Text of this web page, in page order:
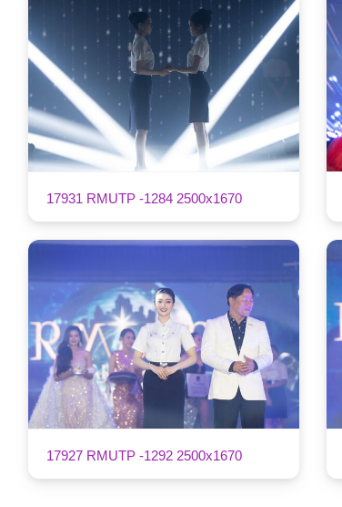
17931 RMUTP -1284 2500x1670
17927 RMUTP -1292 2500x1670